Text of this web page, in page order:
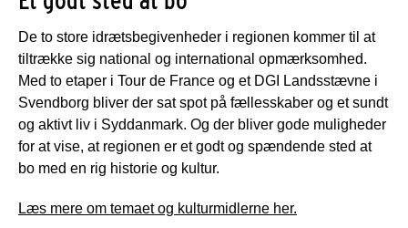
De to store idrætsbegivenheder i regionen kommer til at
tiltrække sig national og international opmærksomhed.
Med to etaper i Tour de France og et DGI Landsstævne i
Svendborg bliver der sat spot på fællesskaber og et sundt
og aktivt liv i Syddanmark. Og der bliver gode muligheder
for at vise, at regionen er et godt og spændende sted at
bo med en rig historie og kultur.
Læs mere om temaet og kulturmidlerne her.